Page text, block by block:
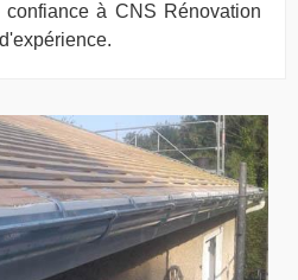
à CNS Rénovation